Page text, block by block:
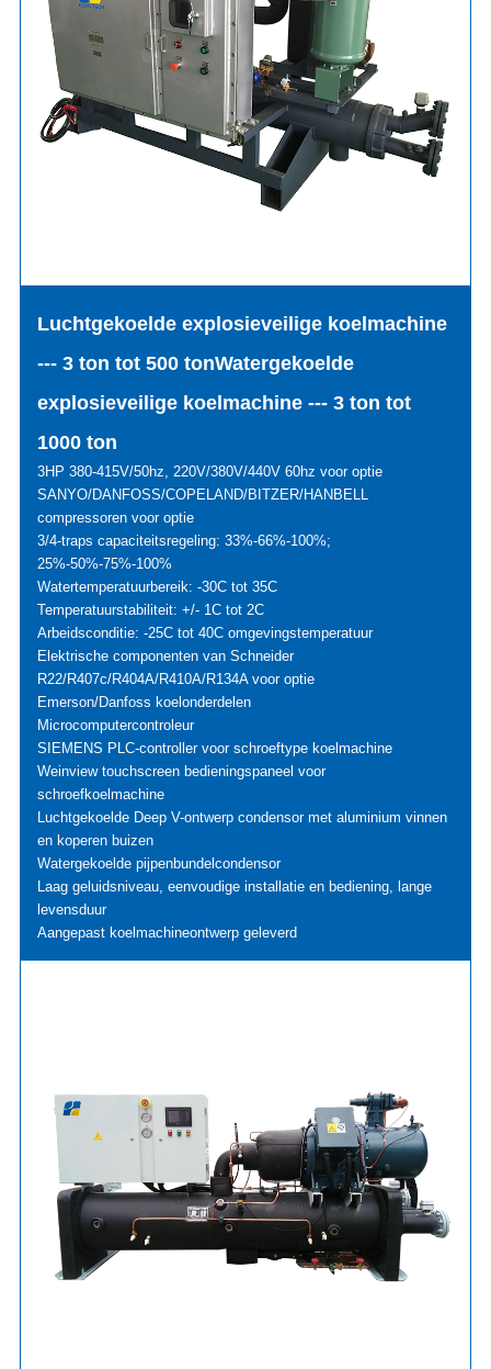
Luchtgekoelde explosieveilige koelmachine
--- 3 ton tot 500 tonWatergekoelde
explosieveilige koelmachine --- 3 ton tot
1000 ton
3HP 380-415V/50hz, 220V/380V/440V 60hz voor optie
SANYO/DANFOSS/COPELAND/BITZER/HANBELL
compressoren voor optie
3/4-traps capaciteitsregeling: 33%-66%-100%;
25%-50%-75%-100%
Watertemperatuurbereik: -30C tot 35C
Temperatuurstabiliteit: +/- 1C tot 2C
Arbeidsconditie: -25C tot 40C omgevingstemperatuur
Elektrische componenten van Schneider
R22/R407c/R404A/R410A/R134A voor optie
Emerson/Danfoss koelonderdelen
Microcomputercontroleur
SIEMENS PLC-controller voor schroeftype koelmachine
Weinview touchscreen bedieningspaneel voor
schroefkoelmachine
Luchtgekoelde Deep V-ontwerp condensor met aluminium vinnen
en koperen buizen
Watergekoelde pijpenbundelcondensor
Laag geluidsniveau, eenvoudige installatie en bediening, lange
levensduur
Aangepast koelmachineontwerp geleverd